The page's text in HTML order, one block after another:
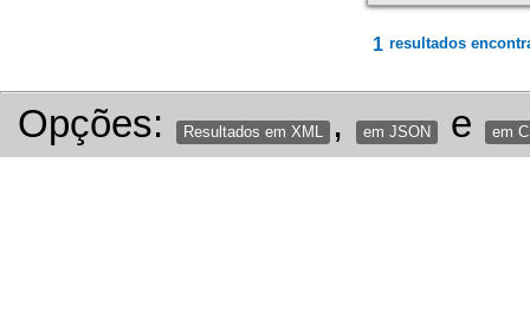
1 resultados
Opções: Resultados em XML , em JSON e em